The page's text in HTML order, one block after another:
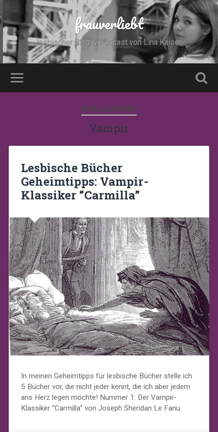
frauverliebt
lesbischer Blog & Podcast von Lina Kaiser
SCHLAGWORT
Vampir
Lesbische Bücher
Geheimtipps: Vampir-
Klassiker “Carmilla”
In meinen Geheimtipps für lesbische Bücher stelle ich
5 Bücher vor, die nicht jeder kennt, die ich aber jedem
ans Herz legen möchte! Nummer 1: Der Vampir-
Klassiker “Carmilla” von Joseph Sheridan Le Fanu.